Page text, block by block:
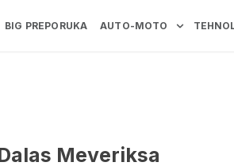
BIG PREPORUKA AUTO-MOTO
Meveriksa